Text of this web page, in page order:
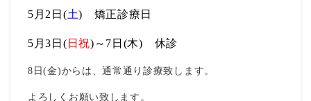
5月2日(土) 矯正診療日
5月3日( 日祝)～7日(木) 休診
8日(金)からは、通常通り診療致します。
よろしくお願い致します。